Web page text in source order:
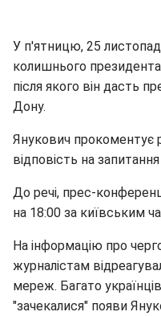
У п'ятницю, 25
колишнього
після якого він дасть
Дону.
Янукович прокоментує
відповість на
До речі, прес-
на 18:00 за київським
На інформацію про
журналістам
мереж. Багато
"зачекалися" появи